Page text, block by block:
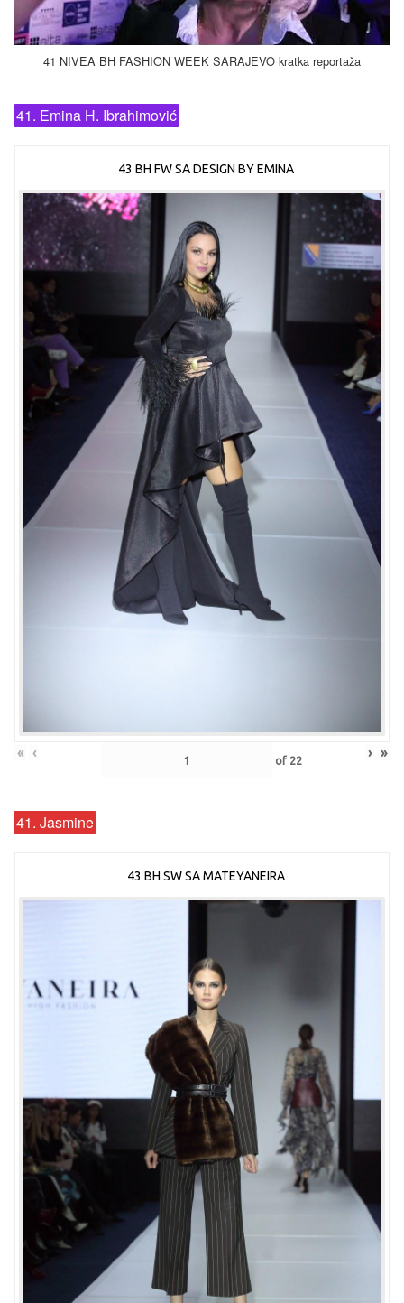
41 NIVEA BH FASHION WEEK SARAJEVO kratka reportaža
41. Emina H. Ibrahimović
43 BH FW SA DESIGN BY EMINA
« ‹ of 22 › »
41. Jasmine
43 BH SW SA MATEYANEIRA